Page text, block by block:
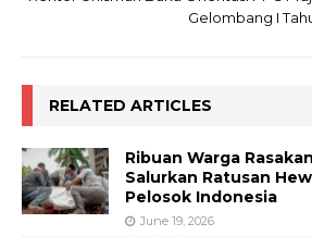
Gelombang I
RELATED ARTICLES
Ribuan Warga
Salurkan Ratusan
Pelosok Indonesia
June 19, 2026